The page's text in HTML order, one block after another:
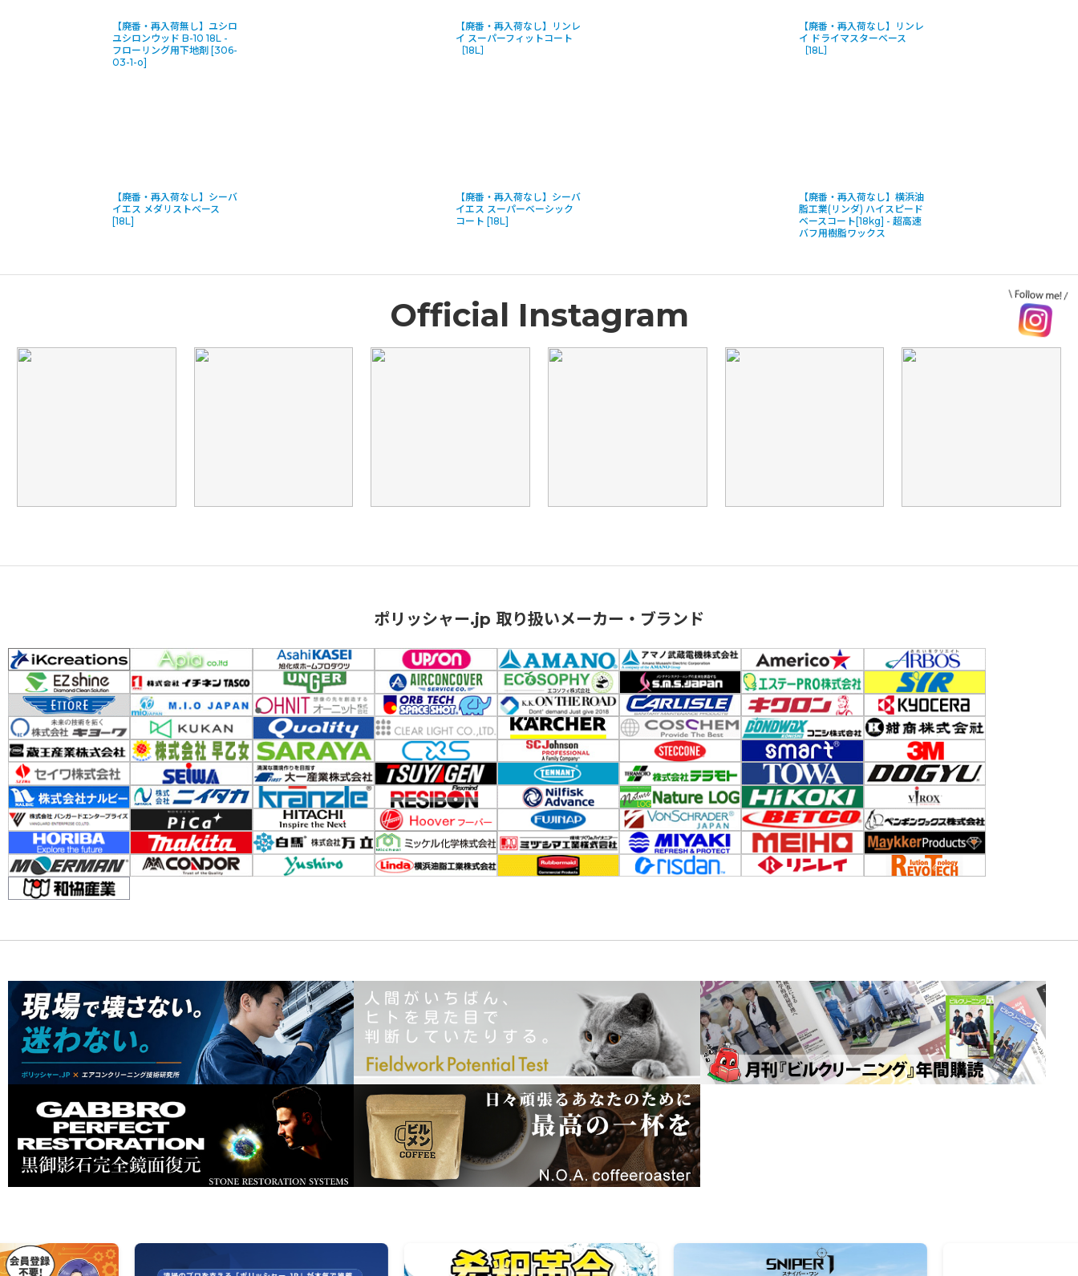
【廃番・再入荷無し】ユシロ
ユシロンウッド B-10 18L -
フローリング用下地剤 [306-
03-1-o]
【廃番・再入荷なし】リンレ
イ スーパーフィットコート
［18L］
【廃番・再入荷なし】リンレ
イ ドライマスターベース
［18L］
【廃番・再入荷なし】シーバ
イエス メダリストベース
[18L]
【廃番・再入荷なし】シーバ
イエス スーパーベーシック
コート [18L]
【廃番・再入荷なし】横浜油
脂工業(リンダ) ハイスピード
ベースコート[18kg] - 超高速
バフ用樹脂ワックス
Official Instagram
ポリッシャー.jp 取り扱いメーカー・ブランド